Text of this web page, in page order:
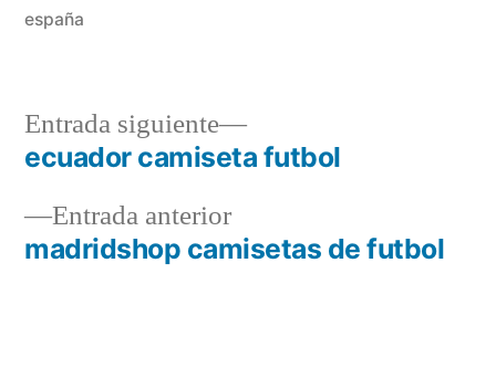
españa
Navegación
de
entradas
Entrada anteriorEntrada
anterior:
madridshop camisetas de futbol
Entrada siguiente
Entrada
siguiente:
ecuador camiseta futbol